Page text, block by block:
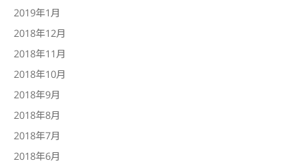
2019年1月
2018年12月
2018年11月
2018年10月
2018年9月
2018年8月
2018年7月
2018年6月